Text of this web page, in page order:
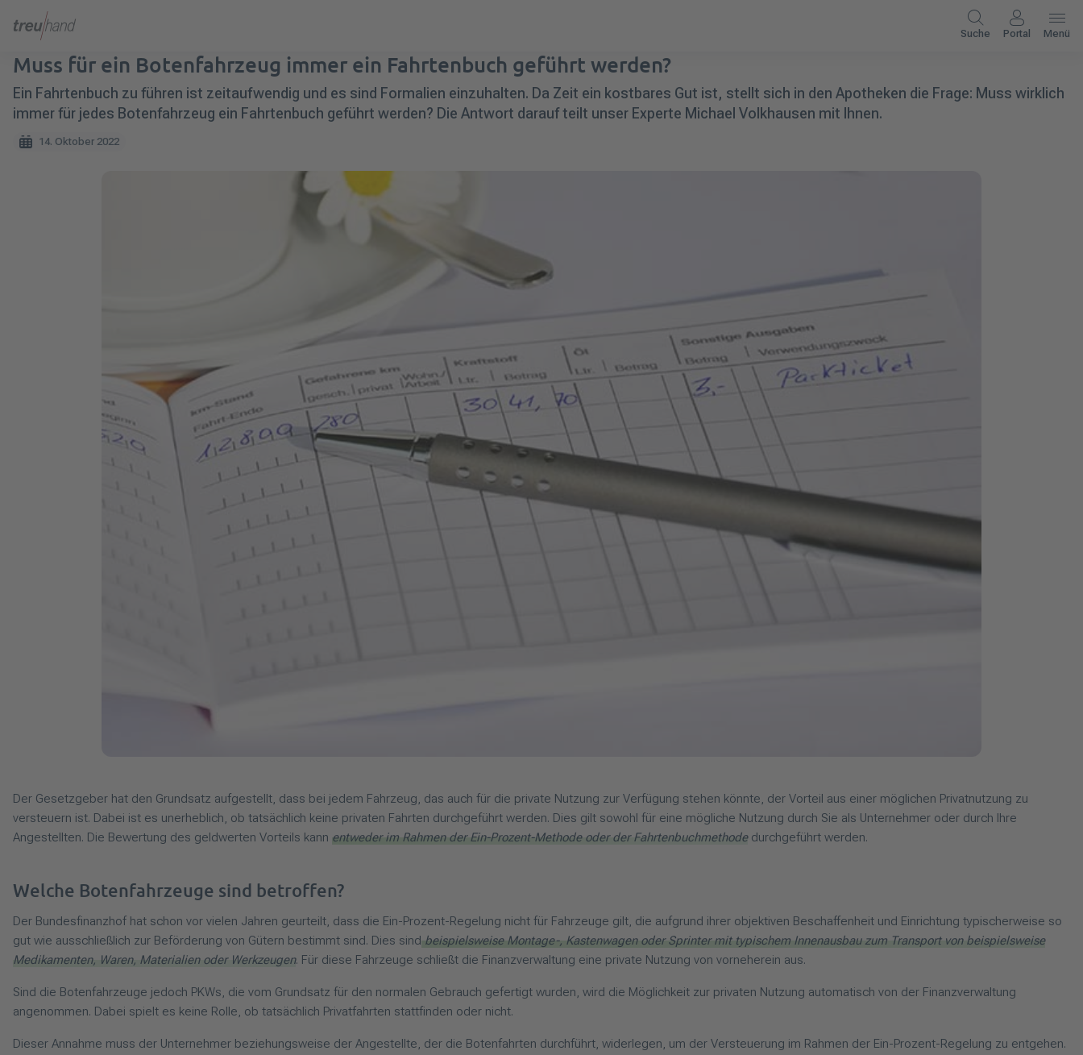
Suche Portal Menü
Muss für ein Botenfahrzeug immer ein Fahrtenbuch geführt werden?
Ein Fahrtenbuch zu führen ist zeitaufwendig und es sind Formalien einzuhalten. Da Zeit ein kostbares Gut ist, stellt sich in den Apotheken die Frage: Muss wirklich
immer für jedes Botenfahrzeug ein Fahrtenbuch geführt werden? Die Antwort darauf teilt unser Experte Michael Volkhausen mit Ihnen.
14. Oktober 2022
Der Gesetzgeber hat den Grundsatz aufgestellt, dass bei jedem Fahrzeug, das auch für die private Nutzung zur Verfügung stehen könnte, der Vorteil aus einer möglichen Privatnutzung zu
versteuern ist. Dabei ist es unerheblich, ob tatsächlich keine privaten Fahrten durchgeführt werden. Dies gilt sowohl für eine mögliche Nutzung durch Sie als Unternehmer oder durch Ihre
Angestellten. Die Bewertung des geldwerten Vorteils kann entweder im Rahmen der Ein-Prozent-Methode oder der Fahrtenbuchmethodedurchgeführt werden.
Welche Botenfahrzeuge sind betroffen?
Der Bundesfinanzhof hat schon vor vielen Jahren geurteilt, dass die Ein-Prozent-Regelung nicht für Fahrzeuge gilt, die aufgrund ihrer objektiven Beschaffenheit und Einrichtung typischerweise so
gut wie ausschließlich zur Beförderung von Gütern bestimmt sind. Dies sind beispielsweise Montage-, Kastenwagen oder Sprinter mit typischem Innenausbau zum Transport von beispielsweise
Medikamenten, Waren, Materialien oder Werkzeugen. Für diese Fahrzeuge schließt die Finanzverwaltung eine private Nutzung von vorneherein aus.
Sind die Botenfahrzeuge jedoch PKWs, die vom Grundsatz für den normalen Gebrauch gefertigt wurden, wird die Möglichkeit zur privaten Nutzung automatisch von der Finanzverwaltung
angenommen. Dabei spielt es keine Rolle, ob tatsächlich Privatfahrten stattfinden oder nicht.
Dieser Annahme muss der Unternehmer beziehungsweise der Angestellte, der die Botenfahrten durchführt, widerlegen, um der Versteuerung im Rahmen der Ein-Prozent-Regelung zu entgehen.